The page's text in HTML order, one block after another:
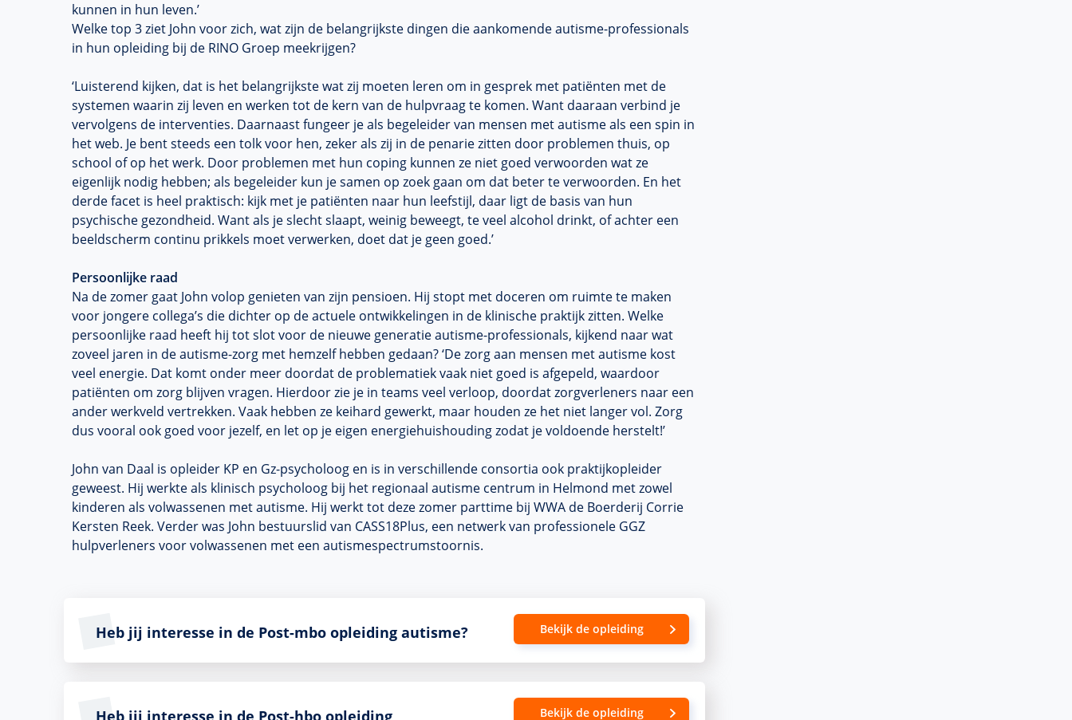
kunnen in hun leven.’
Welke top 3 ziet John voor zich, wat zijn de belangrijkste dingen die aankomende autisme-professionals
in hun opleiding bij de RINO Groep meekrijgen?
‘Luisterend kijken, dat is het belangrijkste wat zij moeten leren om in gesprek met patiënten met de
systemen waarin zij leven en werken tot de kern van de hulpvraag te komen. Want daaraan verbind je
vervolgens de interventies. Daarnaast fungeer je als begeleider van mensen met autisme als een spin in
het web. Je bent steeds een tolk voor hen, zeker als zij in de penarie zitten door problemen thuis, op
school of op het werk. Door problemen met hun coping kunnen ze niet goed verwoorden wat ze
eigenlijk nodig hebben; als begeleider kun je samen op zoek gaan om dat beter te verwoorden. En het
derde facet is heel praktisch: kijk met je patiënten naar hun leefstijl, daar ligt de basis van hun
psychische gezondheid. Want als je slecht slaapt, weinig beweegt, te veel alcohol drinkt, of achter een
beeldscherm continu prikkels moet verwerken, doet dat je geen goed.’
Persoonlijke raad
Na de zomer gaat John volop genieten van zijn pensioen. Hij stopt met doceren om ruimte te maken
voor jongere collega’s die dichter op de actuele ontwikkelingen in de klinische praktijk zitten. Welke
persoonlijke raad heeft hij tot slot voor de nieuwe generatie autisme-professionals, kijkend naar wat
zoveel jaren in de autisme-zorg met hemzelf hebben gedaan? ‘De zorg aan mensen met autisme kost
veel energie. Dat komt onder meer doordat de problematiek vaak niet goed is afgepeld, waardoor
patiënten om zorg blijven vragen. Hierdoor zie je in teams veel verloop, doordat zorgverleners naar een
ander werkveld vertrekken. Vaak hebben ze keihard gewerkt, maar houden ze het niet langer vol. Zorg
dus vooral ook goed voor jezelf, en let op je eigen energiehuishouding zodat je voldoende herstelt!’
John van Daal is opleider KP en Gz-psycholoog en is in verschillende consortia ook praktijkopleider
geweest. Hij werkte als klinisch psycholoog bij het regionaal autisme centrum in Helmond met zowel
kinderen als volwassenen met autisme. Hij werkt tot deze zomer parttime bij WWA de Boerderij Corrie
Kersten Reek. Verder was John bestuurslid van CASS18Plus, een netwerk van professionele GGZ
hulpverleners voor volwassenen met een autismespectrumstoornis.
Heb jij interesse in de Post-mbo opleiding autisme? Bekijk de opleiding
Heb jij interesse in de Post-hbo opleiding Bekijk de opleiding